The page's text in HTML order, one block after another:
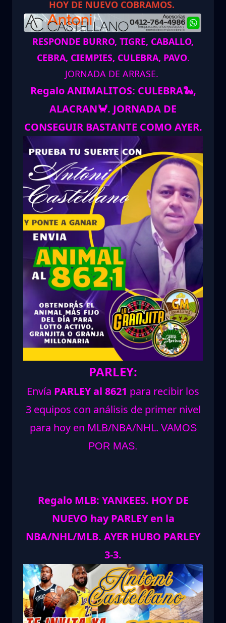
HOY DE NUEVO COBRAMOS.
RESPONDE BURRO, TIGRE, CABALLO,
CEBRA, CIEMPIES, CULEBRA, PAVO.
JORNADA DE ARRASE.
Regalo ANIMALITOS: CULEBRA🐍,
ALACRAN🦀. JORNADA DE
CONSEGUIR BASTANTE COMO AYER.
PARLEY:
Envía PARLEY al 8621 para recibir los
3 equipos con análisis de primer nivel
para hoy en MLB/NBA/NHL. VAMOS
POR MAS.
Regalo MLB: YANKEES. HOY DE
NUEVO hay PARLEY en la
NBA/NHL/MLB. AYER HUBO PARLEY
3-3.